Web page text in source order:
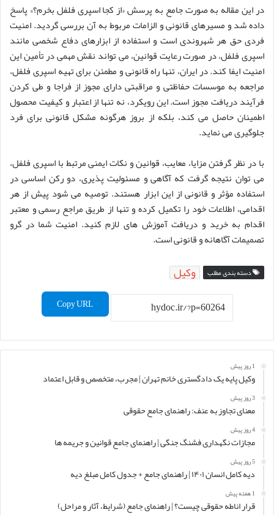
در این مقاله به صورت جامع به پرسش «از کجا اسپری فلفل بخرم؟» پاسخ
داده شد و مسیرهای قانونی و الزامات مربوط به آن بررسی گردید. امنیت
فردی حق هر شهروندی است و استفاده از ابزارهای دفاع شخصی مانند
اسپری فلفل، در صورت رعایت قوانین، می تواند نقش مهمی در تأمین این
امنیت ایفا کند. در ایران، تنها راه قانونی و مطمئن برای تهیه اسپری فلفل،
مراجعه به موسسات حفاظتی و مراقبتی دارای مجوز از فراجا و طی کردن
فرآیند دریافت مجوز است. این رویکرد، نه تنها از اعتبار و کیفیت محصول
اطمینان حاصل می کند، بلکه از بروز هرگونه مشکل قانونی برای فرد
جلوگیری می نماید.
با در نظر گرفتن مزایا، معایب، قوانین و نکات ایمنی مرتبط با اسپری فلفل،
می توان نتیجه گرفت که آگاهی و مسئولیت پذیری، دو رکن اساسی در
استفاده مؤثر و قانونی از این ابزار هستند. توصیه می شود پیش از هر
اقدامی، اطلاعات خود را تکمیل کرده و تنها از طریق مراجع رسمی و معتبر
اقدام به خرید و دریافت آموزش های لازم کنید. امنیت شما در گرو
تصمیمات آگاهانه و قانونی است.
دسته بندی مطلب وکیل
Copy URL
1 روز پیش
وکیل پایه یک دادگستری خانم تهران | مجرب، متخصص و قابل اعتماد
3 روز پیش
معنای تجاوز به عنف: راهنمای جامع حقوقی
4 روز پیش
مجازات نگهداری فشنگ جنگی | راهنمای جامع قوانین و جریمه ها
5 روز پیش
دیه کامل انسان ۱۴۰۱ | راهنمای جامع + جدول کامل مبلغ دیه
1 هفته پیش
قرار اناطه حقوقی چیست؟ | راهنمای جامع (شرایط، آثار و مراحل)